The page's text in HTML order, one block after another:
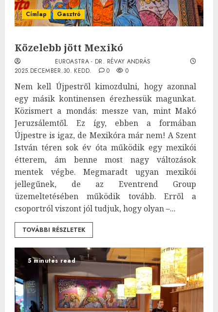
Címlap Gasztró
Közelebb jött Mexikó
EUROASTRA - DR. RÉVAY ANDRÁS
2025.DECEMBER.30. KEDD.
0 0
Nem kell Újpestről kimozdulni, hogy azonnal
egy másik kontinensen érezhessük magunkat.
Közismert a mondás: messze van, mint Makó
Jeruzsálemtől. Ez így, ebben a formában
Újpestre is igaz, de Mexikóra már nem! A Szent
István téren sok év óta működik egy mexikói
étterem, ám benne most nagy változások
mentek végbe. Megmaradt ugyan mexikói
jellegűnek, de az Eventrend Group
üzemeltetésében működik tovább. Erről a
csoportról viszont jól tudjuk, hogy olyan –...
TOVÁBBI RÉSZLETEK
5 minutes read